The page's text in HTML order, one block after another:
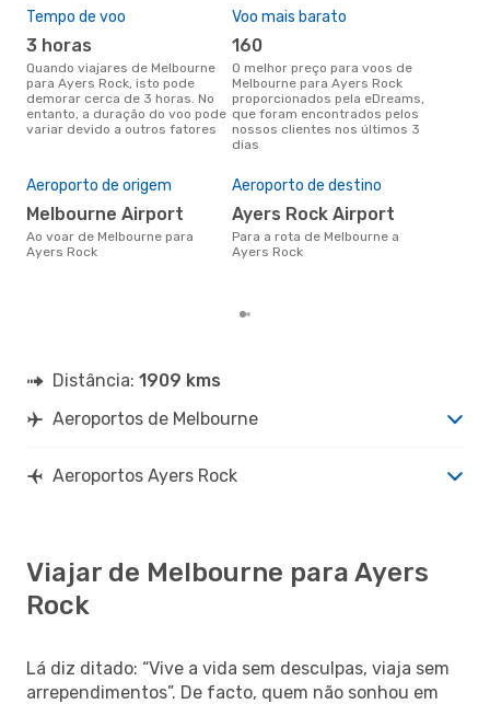
Tempo de voo
3 horas
Quando viajares de Melbourne
para Ayers Rock, isto pode
demorar cerca de 3 horas. No
entanto, a duração do voo pode
variar devido a outros fatores
Voo mais barato
160
O melhor preço para voos de
Melbourne para Ayers Rock
proporcionados pela eDreams,
que foram encontrados pelos
nossos clientes nos últimos 3
dias
Aeroporto de origem
Melbourne Airport
Ao voar de Melbourne para
Ayers Rock
Aeroporto de destino
Ayers Rock Airport
Para a rota de Melbourne a
Ayers Rock
Distância: 1909 kms
Aeroportos de Melbourne
Aeroportos Ayers Rock
Viajar de Melbourne para Ayers
Rock
Lá diz ditado: “Vive a vida sem desculpas, viaja sem
arrependimentos”. De facto, quem não sonhou em